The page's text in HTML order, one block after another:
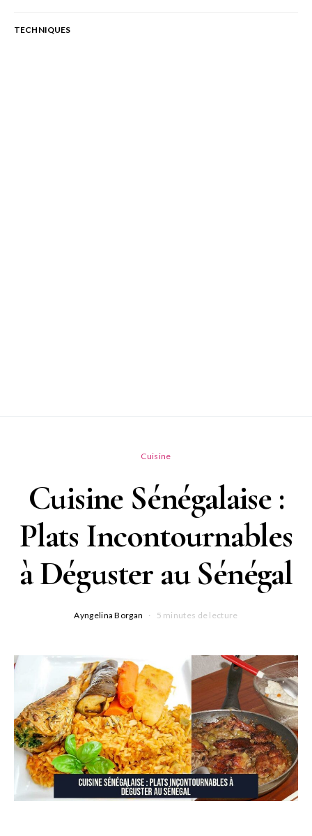
TECHNIQUES
Cuisine
Cuisine Sénégalaise :
Plats Incontournables
à Déguster au Sénégal
Ayngelina Borgan 5 minutes de lecture